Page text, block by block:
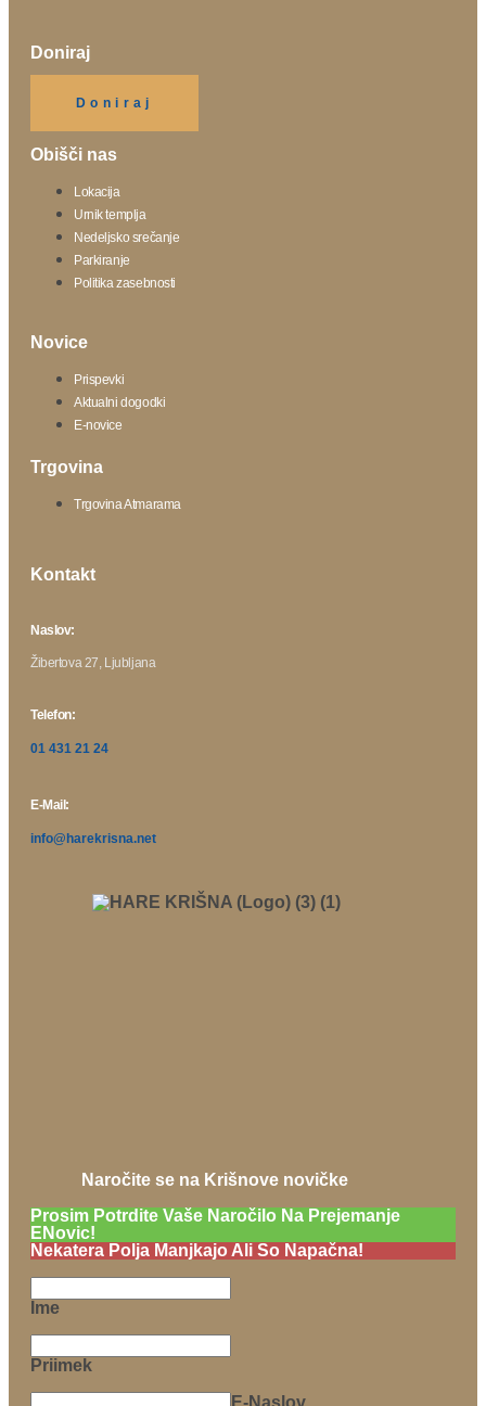
Doniraj
Doniraj
Obišči nas
Lokacija
Urnik templja
Nedeljsko srečanje
Parkiranje
Politika zasebnosti
Novice
Prispevki
Aktualni dogodki
E-novice
Trgovina
Trgovina Atmarama
Kontakt
Naslov:
Žibertova 27, Ljubljana
Telefon:
01 431 21 24
E-Mail:
info@harekrisna.net
Naročite se na Krišnove novičke
Prosim Potrdite Vaše Naročilo Na Prejemanje
ENovic!
Nekatera Polja Manjkajo Ali So Napačna!
Ime
Priimek
E-Naslov